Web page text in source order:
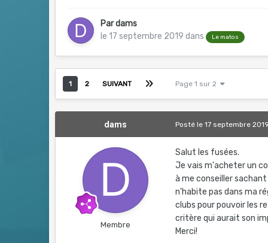
Pardams
le 17 septembre 2019 dans Le matos
1 2 SUIVANT Page 1 sur 2
dams
Membre
Postéle 17 septembre
Salut les fusées.
Je vais m'acheter un
à me conseiller
n'habite pas dans ma
clubs pour pouvoir les
critère qui aurait son
Merci!